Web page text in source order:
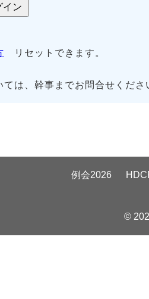
リセットできます。
は、幹事までお問合せくださ
例会2026
©